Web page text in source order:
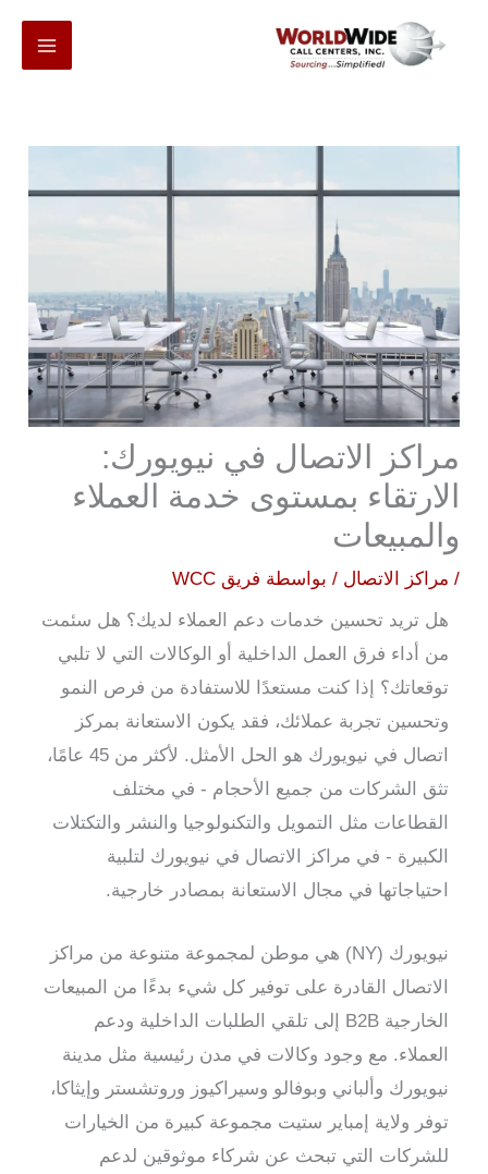
مراكز الاتصال في نيويورك:
الارتقاء بمستوى خدمة العملاء
والمبيعات
/ مراكز الاتصال / بواسطة فريق WCC
هل تريد تحسين خدمات دعم العملاء لديك؟ هل سئمت
من أداء فرق العمل الداخلية أو الوكالات التي لا تلبي
توقعاتك؟ إذا كنت مستعدًا للاستفادة من فرص النمو
وتحسين تجربة عملائك، فقد يكون الاستعانة بمركز
اتصال في نيويورك هو الحل الأمثل. لأكثر من 45 عامًا،
تثق الشركات من جميع الأحجام - في مختلف
القطاعات مثل التمويل والتكنولوجيا والنشر والتكتلات
الكبيرة - في مراكز الاتصال في نيويورك لتلبية
احتياجاتها في مجال الاستعانة بمصادر خارجية.
نيويورك (NY) هي موطن لمجموعة متنوعة من مراكز
الاتصال القادرة على توفير كل شيء بدءًا من المبيعات
الخارجية B2B إلى تلقي الطلبات الداخلية ودعم
العملاء. مع وجود وكالات في مدن رئيسية مثل مدينة
نيويورك وألباني وبوفالو وسيراكيوز وروتشستر وإيثاكا،
توفر ولاية إمباير ستيت مجموعة كبيرة من الخيارات
للشركات التي تبحث عن شركاء موثوقين لدعم